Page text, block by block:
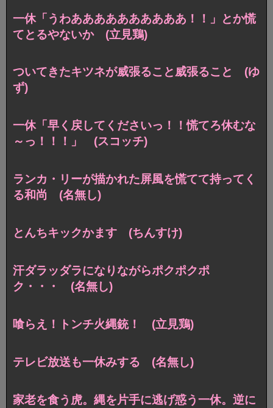
一休「うわああああああああああ！！」とか慌
てとるやないか (立見鶏)
ついてきたキツネが威張ること威張ること (ゆ
ず)
一休「早く戻してくださいっ！！慌てろ休むな
～っ！！！」 (スコッチ)
ランカ・リーが描かれた屏風を慌てて持ってく
る和尚 (名無し)
とんちキックかます (ちんすけ)
汗ダラッダラになりながらポクポクポ
ク・・・ (名無し)
喰らえ！トンチ火縄銃！ (立見鶏)
テレビ放送も一休みする (名無し)
家老を食う虎。縄を片手に逃げ惑う一休。逆に